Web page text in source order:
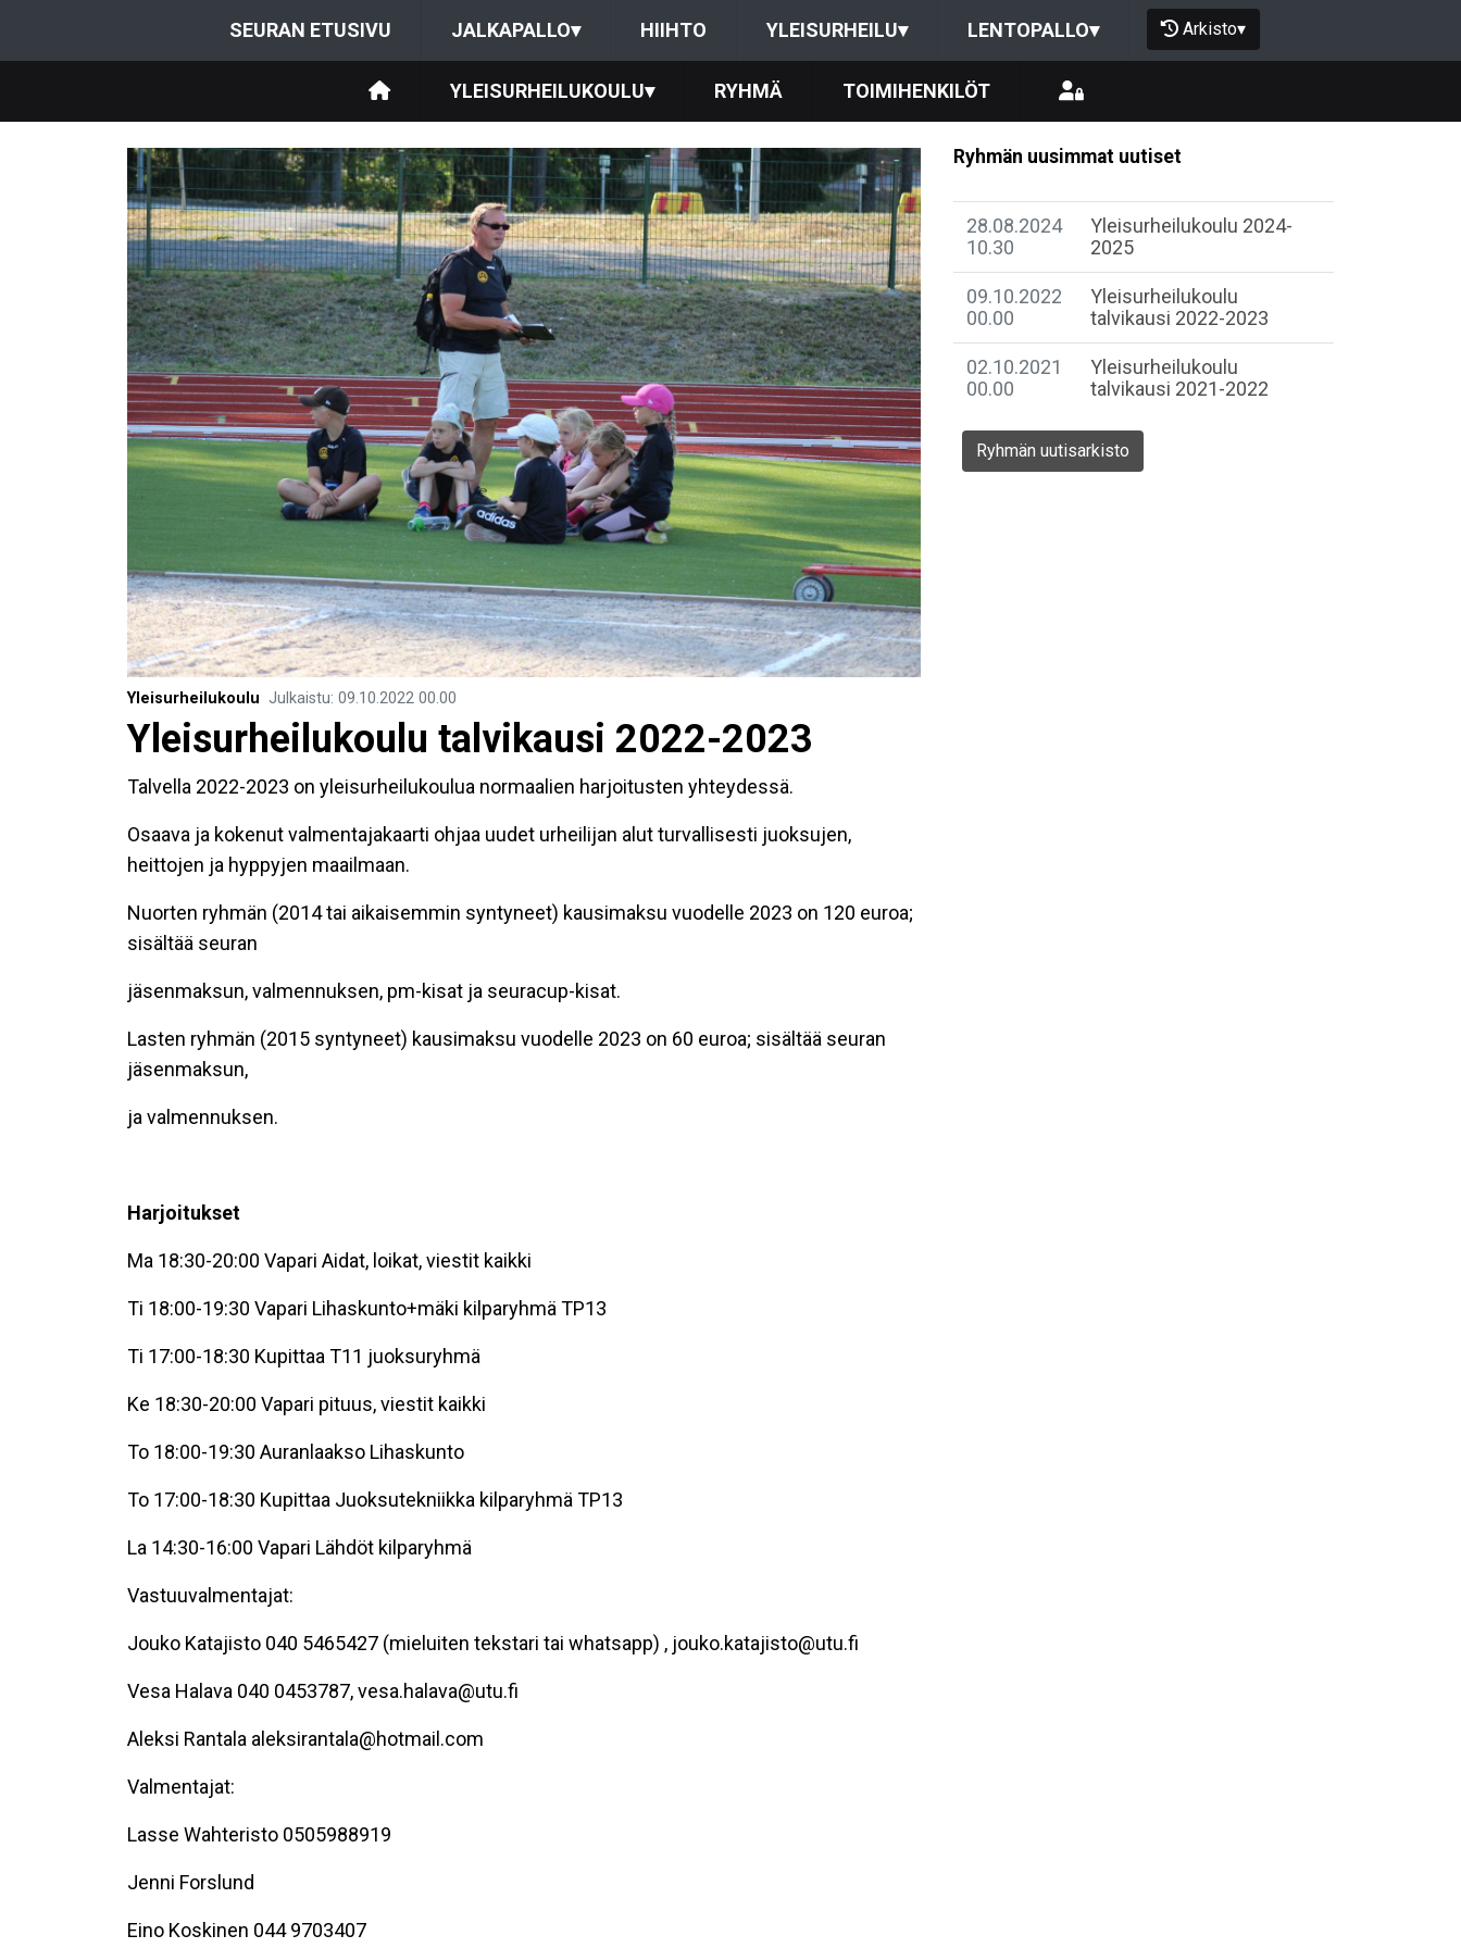
SEURAN ETUSIVU JALKAPALLO▾ HIIHTO YLEISURHEILU▾ LENTOPALLO▾ Arkisto▾
YLEISURHEILUKOULU▾ RYHMÄ TOIMIHENKILÖT
Yleisurheilukoulu Julkaistu: 09.10.2022 00.00
Yleisurheilukoulu talvikausi 2022-2023
Talvella 2022-2023 on yleisurheilukoulua normaalien harjoitusten yhteydessä.
Osaava ja kokenut valmentajakaarti ohjaa uudet urheilijan alut turvallisesti juoksujen,
heittojen ja hyppyjen maailmaan.
Nuorten ryhmän (2014 tai aikaisemmin syntyneet) kausimaksu vuodelle 2023 on 120 euroa;
sisältää seuran
jäsenmaksun, valmennuksen, pm-kisat ja seuracup-kisat.
Lasten ryhmän (2015 syntyneet) kausimaksu vuodelle 2023 on 60 euroa; sisältää seuran
jäsenmaksun,
ja valmennuksen.
Harjoitukset
Ma 18:30-20:00 Vapari Aidat, loikat, viestit kaikki
Ti 18:00-19:30 Vapari Lihaskunto+mäki kilparyhmä TP13
Ti 17:00-18:30 Kupittaa T11 juoksuryhmä
Ke 18:30-20:00 Vapari pituus, viestit kaikki
To 18:00-19:30 Auranlaakso Lihaskunto
To 17:00-18:30 Kupittaa Juoksutekniikka kilparyhmä TP13
La 14:30-16:00 Vapari Lähdöt kilparyhmä
Vastuuvalmentajat:
Jouko Katajisto 040 5465427 (mieluiten tekstari tai whatsapp) , jouko.katajisto@utu.fi
Vesa Halava 040 0453787, vesa.halava@utu.fi
Aleksi Rantala aleksirantala@hotmail.com
Valmentajat:
Lasse Wahteristo 0505988919
Jenni Forslund
Eino Koskinen 044 9703407
Ryhmän uusimmat uutiset
28.08.2024
10.30
Yleisurheilukoulu 2024-
2025
09.10.2022
00.00
Yleisurheilukoulu
talvikausi 2022-2023
02.10.2021
00.00
Yleisurheilukoulu
talvikausi 2021-2022
Ryhmän uutisarkisto